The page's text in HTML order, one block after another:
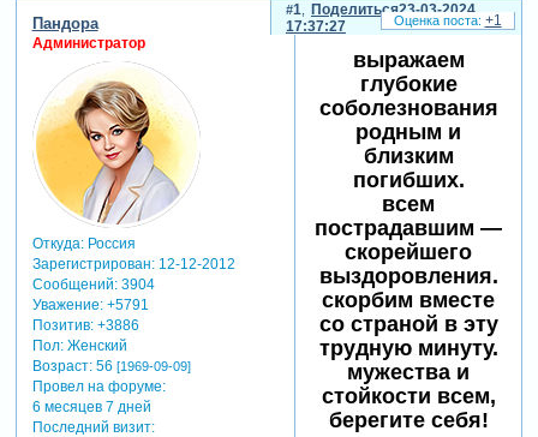
Поделиться
1
23-03-2024
17:37:27
Пандора
Администратор
Откуда:Россия
Зарегистрирован: 12-12-2012
Сообщений:3904
Уважение: +5791
Позитив: +3886
Пол:Женский
Возраст:56 [1969-09-09]
Провел на форуме:
6 месяцев 7 дней
Последний визит:
выражаем
глубокие
соболезнования
родным и
близким
погибших.
всем
пострадавшим —
скорейшего
выздоровления.
скорбим вместе
со страной в эту
трудную минуту.
мужества и
стойкости всем,
берегите себя!
+1